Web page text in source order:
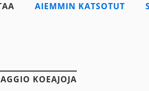
AIEMMIN KATSOTUT
KOEAJOJA